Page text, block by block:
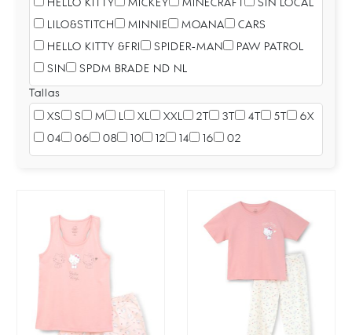
LILO&STITCH
MINNIE MOANA
CARS
HELLO KITTY &FRI
SPIDER-MAN
PAW PATROL
SIN
SPDM BRADE ND NL
Tallas
XS
S M L XL XXL 2T 3T 4T 5T
6X
04
06 08 10 12 14 16 02